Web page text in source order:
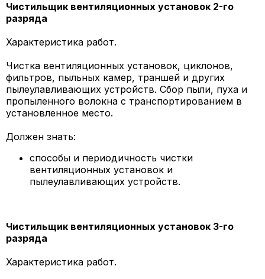
Чистильщик вентиляционных установок 2-го
разряда
Характеристика работ.
Чистка вентиляционных установок, циклонов,
фильтров, пыльных камер, траншей и других
пылеулавливающих устройств. Сбор пыли, пуха и
пропыленного волокна с транспортированием в
установленное место.
Должен знать:
способы и периодичность чистки
вентиляционных установок и
пылеулавливающих устройств.
Чистильщик вентиляционных установок 3-го
разряда
Характеристика работ.